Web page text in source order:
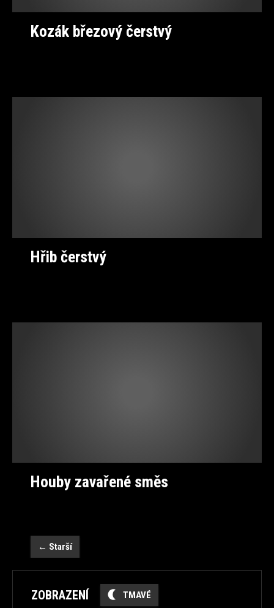
Kozák březový čerstvý
Hřib čerstvý
Houby zavařené směs
← Starší
ZOBRAZENÍ TMAVÉ